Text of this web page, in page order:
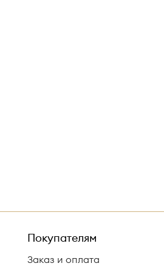
Покупателям
Заказ и оплата